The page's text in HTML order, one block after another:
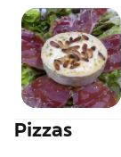
Pizzas